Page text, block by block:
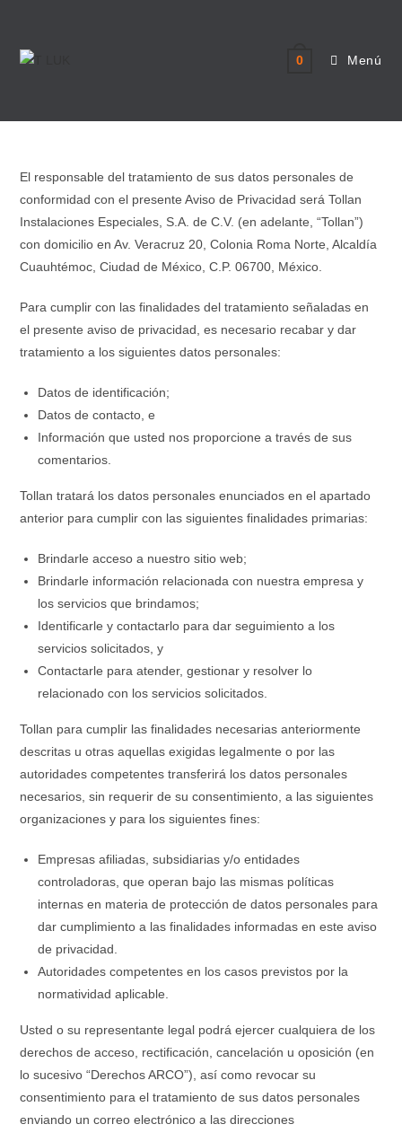
0 Menú
El responsable del tratamiento de sus datos personales de
conformidad con el presente Aviso de Privacidad será Tollan
Instalaciones Especiales, S.A. de C.V. (en adelante, “Tollan”)
con domicilio en Av. Veracruz 20, Colonia Roma Norte, Alcaldía
Cuauhtémoc, Ciudad de México, C.P. 06700, México.
Para cumplir con las finalidades del tratamiento señaladas en
el presente aviso de privacidad, es necesario recabar y dar
tratamiento a los siguientes datos personales:
Datos de identificación;
Datos de contacto, e
Información que usted nos proporcione a través de sus
comentarios.
Tollan tratará los datos personales enunciados en el apartado
anterior para cumplir con las siguientes finalidades primarias:
Brindarle acceso a nuestro sitio web;
Brindarle información relacionada con nuestra empresa y
los servicios que brindamos;
Identificarle y contactarlo para dar seguimiento a los
servicios solicitados, y
Contactarle para atender, gestionar y resolver lo
relacionado con los servicios solicitados.
Tollan para cumplir las finalidades necesarias anteriormente
descritas u otras aquellas exigidas legalmente o por las
autoridades competentes transferirá los datos personales
necesarios, sin requerir de su consentimiento, a las siguientes
organizaciones y para los siguientes fines:
Empresas afiliadas, subsidiarias y/o entidades
controladoras, que operan bajo las mismas políticas
internas en materia de protección de datos personales para
dar cumplimiento a las finalidades informadas en este aviso
de privacidad.
Autoridades competentes en los casos previstos por la
normatividad aplicable.
Usted o su representante legal podrá ejercer cualquiera de los
derechos de acceso, rectificación, cancelación u oposición (en
lo sucesivo “Derechos ARCO”), así como revocar su
consentimiento para el tratamiento de sus datos personales
enviando un correo electrónico a las direcciones